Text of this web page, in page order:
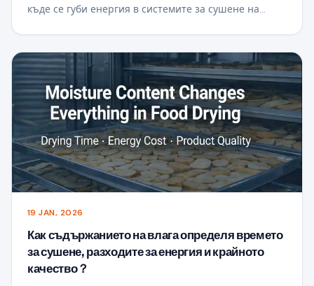
къде се губи енергия в системите за сушене на
технология за сушене и дизайн на системата.
19 JAN, 2026
Как съдържанието на влага определя времето
за сушене, разходите за енергия и крайното
качество？